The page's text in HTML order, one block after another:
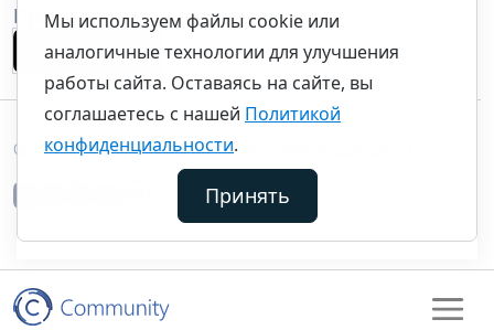
Приложение
©thecommunity.ru 2026. Все права защищены.
Мы используем файлы cookie или
аналогичные технологии для улучшения
работы сайта. Оставаясь на сайте, вы
соглашаетесь с нашей Политикой
конфиденциальности.
Принять